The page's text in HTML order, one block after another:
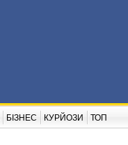
БІЗНЕС КУРЙОЗИ ТОП